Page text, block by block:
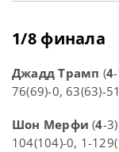
1/8 финала
Джадд Трамп (4
76(69)-0, 63(63)-
Шон Мерфи (4-
104(104)-0, 1-